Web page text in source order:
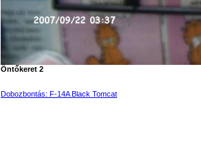
Öntőkeret 2
Dobozbontás: F-14A Black Tomcat